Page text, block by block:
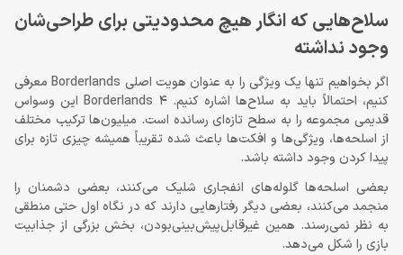
سلاح‌هایی که انگار هیچ محدودیتی برای طراحی‌شان
وجود نداشته
اگر بخواهیم تنها یک ویژگی را به عنوان هویت اصلی Borderlands معرفی
کنیم، احتمالاً باید به سلاح‌ها اشاره کنیم. Borderlands 4 این وسواس
قدیمی مجموعه را به سطح تازه‌ای رسانده است. میلیون‌ها ترکیب مختلف
از اسلحه‌ها، ویژگی‌ها و افکت‌ها باعث شده تقریباً همیشه چیزی تازه برای
پیدا کردن وجود داشته باشد.
بعضی اسلحه‌ها گلوله‌های انفجاری شلیک می‌کنند، بعضی دشمنان را
منجمد می‌کنند، بعضی دیگر رفتارهایی دارند که در نگاه اول حتی منطقی
به نظر نمی‌رسند. همین غیرقابل‌پیش‌بینی‌بودن، بخش بزرگی از جذابیت
بازی را شکل می‌دهد.